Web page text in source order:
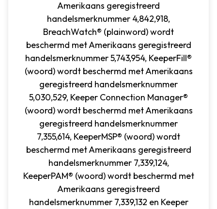
Amerikaans geregistreerd
handelsmerknummer 4,842,918,
BreachWatch® (plainword) wordt
beschermd met Amerikaans geregistreerd
handelsmerknummer 5,743,954, KeeperFill®
(woord) wordt beschermd met Amerikaans
geregistreerd handelsmerknummer
5,030,529, Keeper Connection Manager®
(woord) wordt beschermd met Amerikaans
geregistreerd handelsmerknummer
7,355,614, KeeperMSP® (woord) wordt
beschermd met Amerikaans geregistreerd
handelsmerknummer 7,339,124,
KeeperPAM® (woord) wordt beschermd met
Amerikaans geregistreerd
handelsmerknummer 7,339,132 en Keeper